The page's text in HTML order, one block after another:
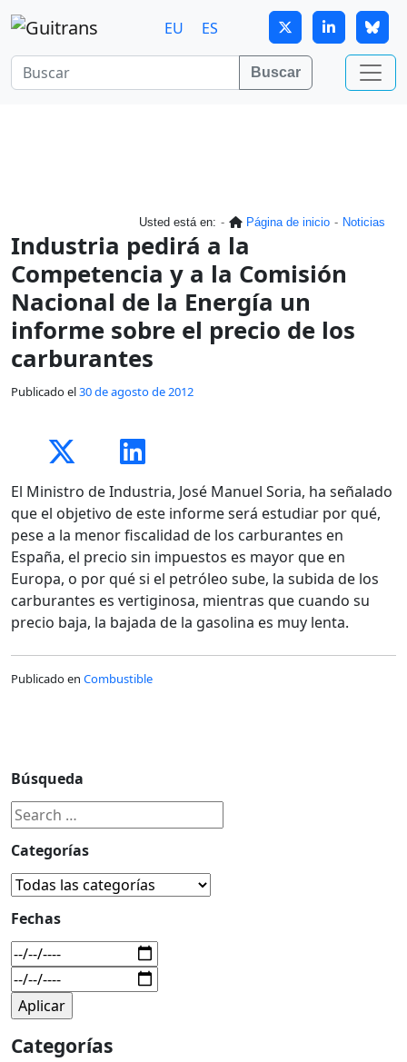
Continuar al contenido principal
EU
ES
Buscar
Usted está en: Página de inicio Noticias
Industria pedirá a la
Competencia y a la Comisión
Nacional de la Energía un
informe sobre el precio de los
carburantes
Publicado el30 de agosto de 2012
El Ministro de Industria, José Manuel Soria, ha señalado
que el objetivo de este informe será estudiar por qué,
pese a la menor fiscalidad de los carburantes en
España, el precio sin impuestos es mayor que en
Europa, o por qué si el petróleo sube, la subida de los
carburantes es vertiginosa, mientras que cuando su
precio baja, la bajada de la gasolina es muy lenta.
Publicado en Combustible
Búsqueda
Categorías
Fechas
Categorías